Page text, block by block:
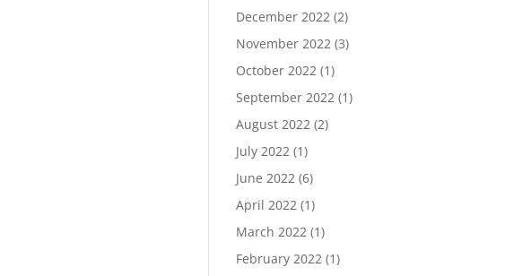
December 2022 (2)
November 2022 (3)
October 2022 (1)
September 2022 (1)
August 2022 (2)
July 2022 (1)
June 2022 (6)
April 2022 (1)
March 2022 (1)
February 2022 (1)